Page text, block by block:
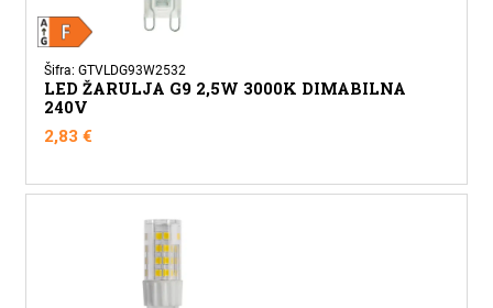
Šifra: GTVLDG93W2532
LED ŽARULJA G9 2,5W 3000K DIMABILNA
240V
2,83€